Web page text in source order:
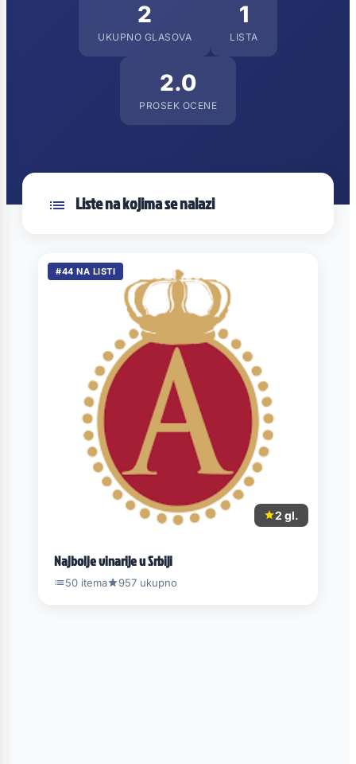
2
UKUPNO GLASOVA
1
LISTA
2.0
PROSEK OCENE
Liste na kojima se nalazi
#44 NA LISTI
2 gl.
Najbolje vinarije u Srbiji
50 itema 957 ukupno